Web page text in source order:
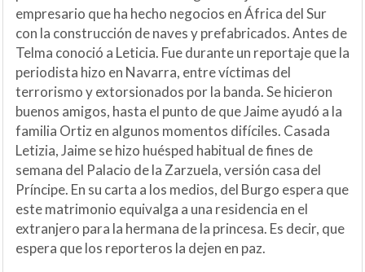
empresario que ha hecho negocios en África del Sur
con la construcción de naves y prefabricados. Antes de
Telma conoció a Leticia. Fue durante un reportaje que la
periodista hizo en Navarra, entre víctimas del
terrorismo y extorsionados por la banda. Se hicieron
buenos amigos, hasta el punto de que Jaime ayudó a la
familia Ortiz en algunos momentos difíciles. Casada
Letizia, Jaime se hizo huésped habitual de fines de
semana del Palacio de la Zarzuela, versión casa del
Príncipe. En su carta a los medios, del Burgo espera que
este matrimonio equivalga a una residencia en el
extranjero para la hermana de la princesa. Es decir, que
espera que los reporteros la dejen en paz.